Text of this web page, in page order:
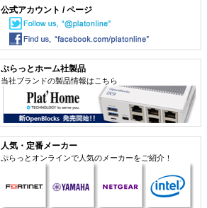
公式アカウント / ページ
ぷらっとホーム社製品
当社ブランドの製品情報はこちら
人気・定番メーカー
ぷらっとオンラインで人気のメーカーをご紹介！